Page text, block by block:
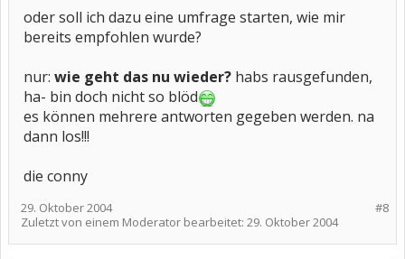
oder soll ich dazu eine umfrage starten, wie mir
bereits empfohlen wurde?
nur: wie geht das nu wieder? habs rausgefunden,
ha- bin doch nicht so blöd
es können mehrere antworten gegeben werden. na
dann los!!!
die conny
#8
29. Oktober 2004
Zuletzt von einem Moderator bearbeitet: 29. Oktober 2004